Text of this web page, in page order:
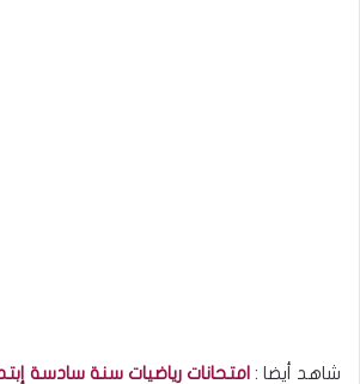
شاهد أيضا : امتحانات رياضيات سنة سادسة